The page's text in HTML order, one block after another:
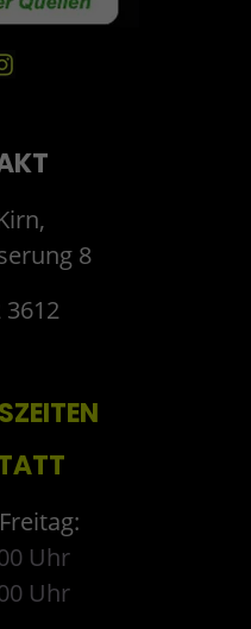
8
3612
Uhr
Uhr